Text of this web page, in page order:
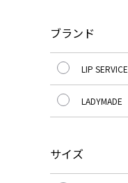
ブランド
LIP SERVICE
LADYMADE
サイズ